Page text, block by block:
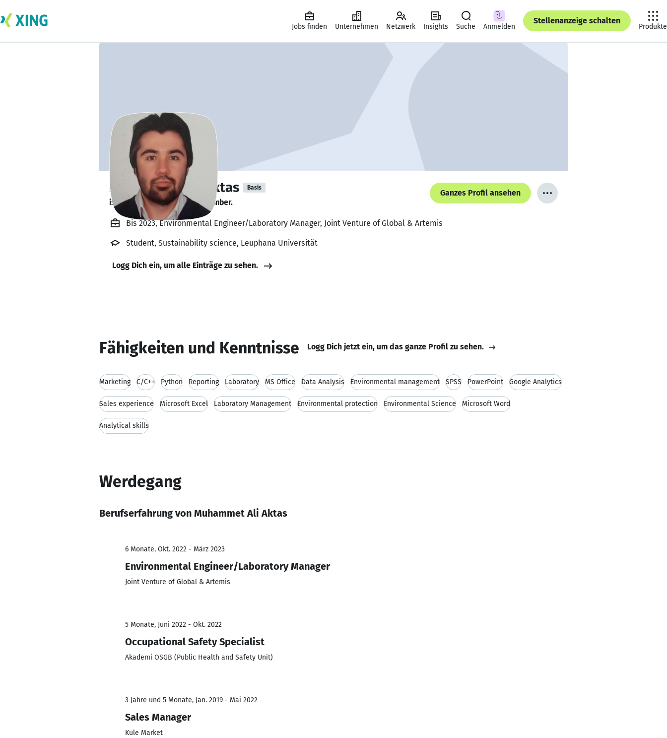
Jobs finden Unternehmen Netzwerk Insights Suche Anmelden
Stellenanzeige schalten
Produkte
Muhammet Ali Aktas Basis
is looking for a new team member.
Ganzes Profil ansehen
Bis 2023, Environmental Engineer/Laboratory Manager, Joint Venture of Global & Artemis
Student, Sustainability science, Leuphana Universität
Logg Dich ein, um alle Einträge zu sehen.
Fähigkeiten und Kenntnisse Logg Dich jetzt ein, um das ganze Profil zu sehen.
Marketing C/C++ Python Reporting Laboratory MS Office Data Analysis Environmental management SPSS PowerPoint Google Analytics
Sales experience Microsoft Excel Laboratory Management Environmental protection Environmental Science Microsoft Word
Analytical skills
Werdegang
Berufserfahrung von Muhammet Ali Aktas
6 Monate, Okt. 2022 - März 2023
Environmental Engineer/Laboratory Manager
Joint Venture of Global & Artemis
5 Monate, Juni 2022 - Okt. 2022
Occupational Safety Specialist
Akademi OSGB (Public Health and Safety Unit)
3 Jahre und 5 Monate, Jan. 2019 - Mai 2022
Sales Manager
Kule Market